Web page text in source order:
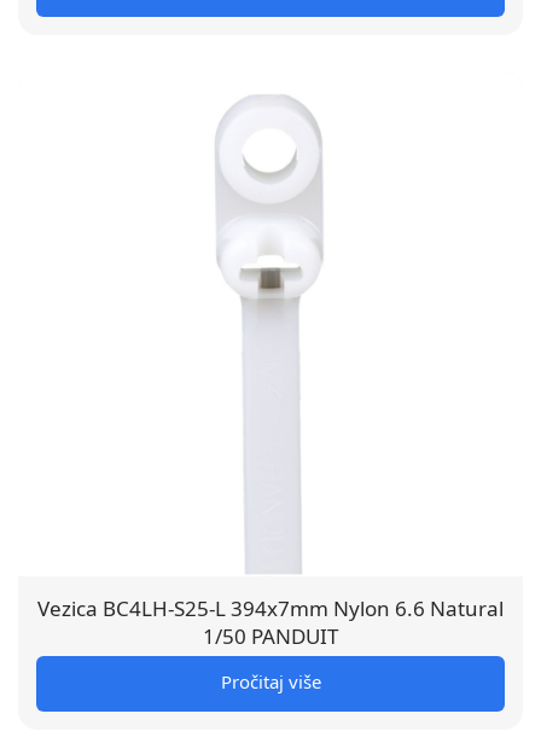
Vezica BC4LH-S25-L 394x7mm Nylon 6.6 Natural
1/50 PANDUIT
Pročitaj više